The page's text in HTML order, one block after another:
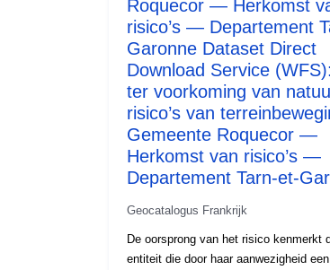
Roquecor — Herkomst
risico’s — Departement
Garonne Dataset Direct
Download Service
ter voorkoming van
risico’s van
Gemeente Roquecor —
Herkomst van risico’s —
Departement Tarn-et-
Geocatalogus Frankrijk
De oorsprong van het risico kenmerkt
entiteit die door haar aanwezigheid